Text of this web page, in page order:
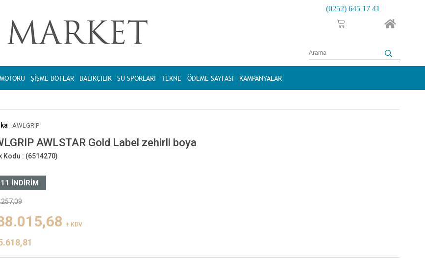
(0252) 645 17 41
ŞİŞME BOTLAR BALIKÇILIK SU SPORLARI TEKNE ÖDEME SAYFASI KAMPANYALAR
: AWLGRIP
AWLSTAR Gold Label zehirli boya
Kodu : (6514270)
11 İNDIRIM
+ KDV